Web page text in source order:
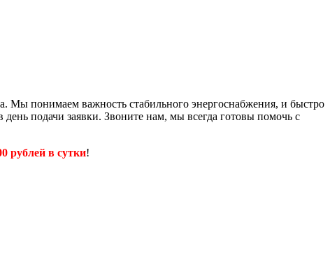
Мы понимаем важность стабильного энергоснабжения, и быстро
подачи заявки. Звоните нам, мы всегда готовы помочь с
рублей в сутки!